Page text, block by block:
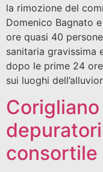
la rimozione del
Domenico Bagnato
ore quasi 40
sanitaria gravissima
dopo le prime 24
sui luoghi
Corigliano
consortile